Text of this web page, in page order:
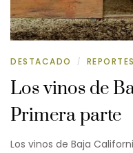
DESTACADO /
Los vinos de
Primera parte
Los vinos de Baja